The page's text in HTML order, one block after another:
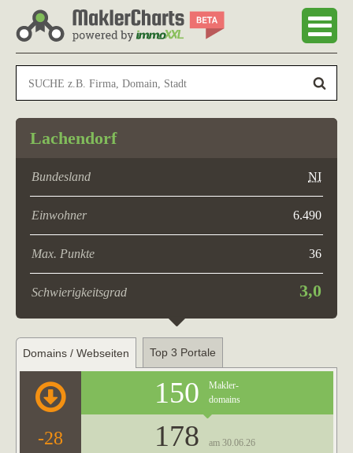
Lachendorf
Bundesland NI
Einwohner 6.490
Max. Punkte 36
Schwierigkeitsgrad 3,0
Domains / Webseiten Top 3 Portale
-28
150
Makler-
domains
178 am 30.06.26